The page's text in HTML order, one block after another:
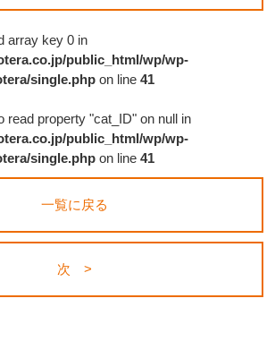
array key 0 in
public_html/wp/wp-
single.php on line41
read property "cat_ID" on null in
public_html/wp/wp-
single.php on line41
一覧に戻る
次 >